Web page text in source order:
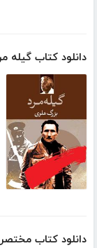
دانلود کتاب گیله
دانلود کتاب